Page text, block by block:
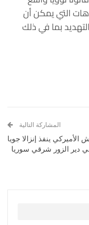
التي يمكن أن
بما في ذلك
المشاركة التالية
الأميركي ينفذ إنزالا جويا
دير الزور شرقي سوريا